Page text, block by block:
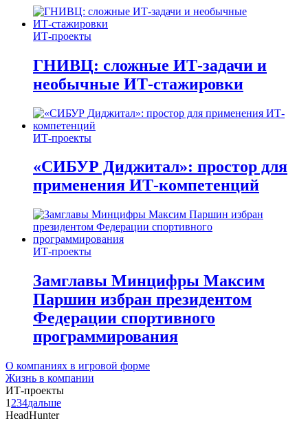
ИТ-проекты
ГНИВЦ: сложные ИТ‑задачи и
необычные ИТ‑стажировки
ИТ-проекты
«СИБУР Диджитал»: простор для
применения ИТ-компетенций
ИТ-проекты
Замглавы Минцифры Максим
Паршин избран президентом
Федерации спортивного
программирования
О компаниях в игровой форме
Жизнь в компании
ИТ-проекты
1 234дальше
HeadHunter